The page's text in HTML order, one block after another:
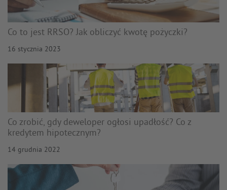
Co to jest RRSO? Jak obliczyć kwotę pożyczki?
16 stycznia 2023
Co zrobić, gdy deweloper ogłosi upadłość? Co z
kredytem hipotecznym?
14 grudnia 2022